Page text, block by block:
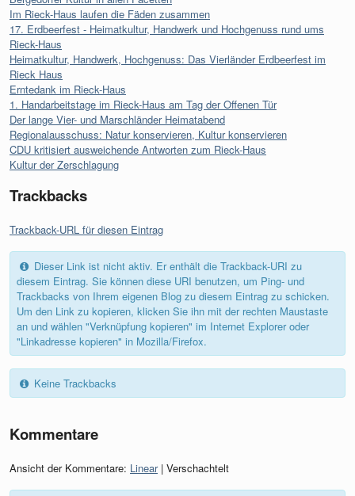
Im Rieck-Haus laufen die Fäden zusammen
17. Erdbeerfest - Heimatkultur, Handwerk und Hochgenuss rund ums
Rieck-Haus
Heimatkultur, Handwerk, Hochgenuss: Das Vierländer Erdbeerfest im
Rieck Haus
Erntedank im Rieck-Haus
1. Handarbeitstage im Rieck-Haus am Tag der Offenen Tür
Der lange Vier- und Marschländer Heimatabend
Regionalausschuss: Natur konservieren, Kultur konservieren
CDU kritisiert ausweichende Antworten zum Rieck-Haus
Kultur der Zerschlagung
Trackbacks
Trackback-URL für diesen Eintrag
Dieser Link ist nicht aktiv. Er enthält die Trackback-URI zu
diesem Eintrag. Sie können diese URI benutzen, um Ping- und
Trackbacks von Ihrem eigenen Blog zu diesem Eintrag zu schicken.
Um den Link zu kopieren, klicken Sie ihn mit der rechten Maustaste
an und wählen "Verknüpfung kopieren" im Internet Explorer oder
"Linkadresse kopieren" in Mozilla/Firefox.
Keine Trackbacks
Kommentare
Ansicht der Kommentare: Linear| Verschachtelt